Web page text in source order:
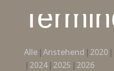
Alle Anstehend 2020
2024 2025 2026